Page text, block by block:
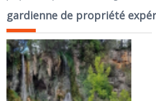
gardienne de propriété